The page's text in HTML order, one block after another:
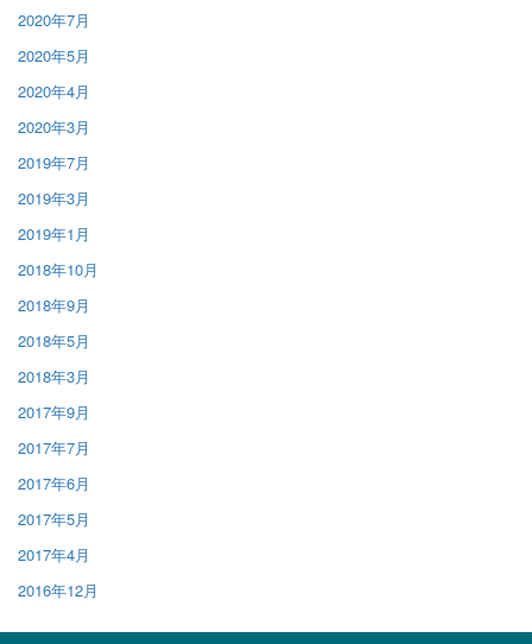
2020年7月
2020年5月
2020年4月
2020年3月
2019年7月
2019年3月
2019年1月
2018年10月
2018年9月
2018年5月
2018年3月
2017年9月
2017年7月
2017年6月
2017年5月
2017年4月
2016年12月